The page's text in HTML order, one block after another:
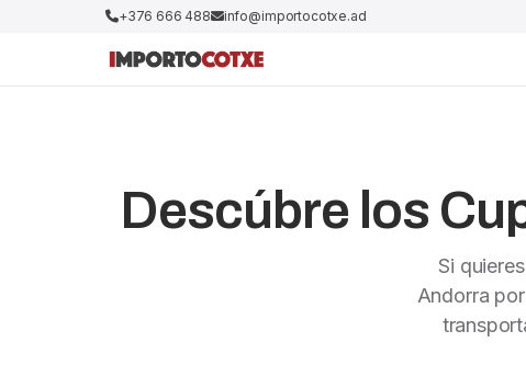
+376 666 488 info@importocotxe.ad
Descúbre los
Si
Andorra